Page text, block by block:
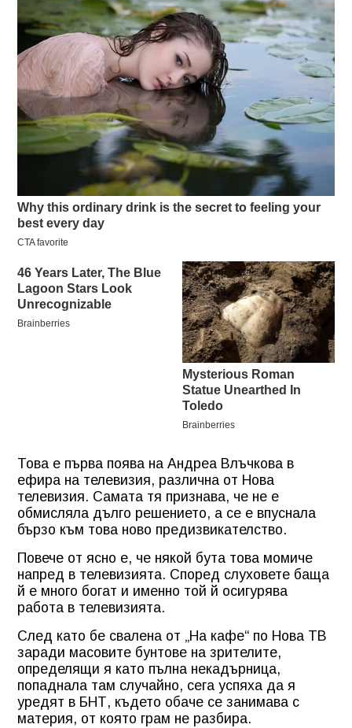
Това е първа поява на Андреа Влъчкова в
ефира на телевизия, различна от Нова
телевизия. Самата тя признава, че не е
обмисляла дълго решението, а се е впуснала
бързо към това ново предизвикателство.
Повече от ясно е, че някой бута това момиче
напред в телевизията. Според слуховете баща
й е много богат и именно той й осигурява
работа в телевизията.
След като бе свалена от „На кафе“ по Нова ТВ
заради масовите бунтове на зрителите,
определящи я като пълна некадърница,
попаднала там случайно, сега успяха да я
уредят в БНТ, където обаче се занимава с
материя, от която грам не разбира.